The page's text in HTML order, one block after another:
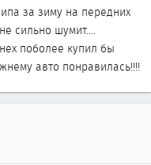
за зиму на передних
сильно шумит....
поболее купил бы
авто понравилась!!!!